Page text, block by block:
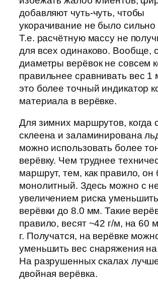
добавляют чуть-чуть, чтобы
укорачивание не было сильно
Т.е. расчётную массу не
для всех одинаково. Вообще,
диаметры верёвок не совсем
правильнее сравнивать вес 1
это более точный индикатор
материала в верёвке.
Для зимних маршрутов, когда
склеена и заламинирована
можно использовать более
верёвку. Чем труднее
маршрут, тем, как правило, он
монолитный. Здесь можно с
увеличением риска
верёвки до 8.0 мм. Такие
правило, весят ~42 г/м, на 60
г. Получатся, на верёвке
уменьшить вес снаряжения на
На разрушенных скалах
двойная верёвка.